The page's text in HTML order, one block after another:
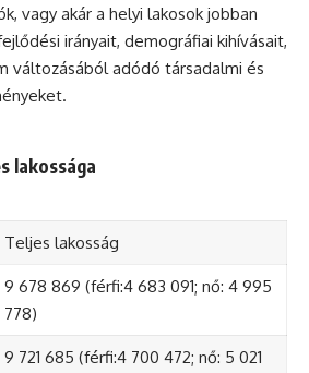
vagy akár a helyi lakosok jobban
irányait, demográfiai kihívásait,
változásából adódó társadalmi és
lakossága
Teljes lakosság
9 678 869 (férfi:4 683 091; nő: 4 995
778)
9 721 685 (férfi:4 700 472; nő: 5 021